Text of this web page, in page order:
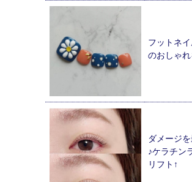
フットネ
のおしゃ
ダメージ
♪ケラチン
リフト↑